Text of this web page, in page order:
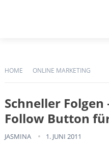
HOME ONLINE MARKETING
Schneller
Follow Button
JASMINA 1. JUNI 2011